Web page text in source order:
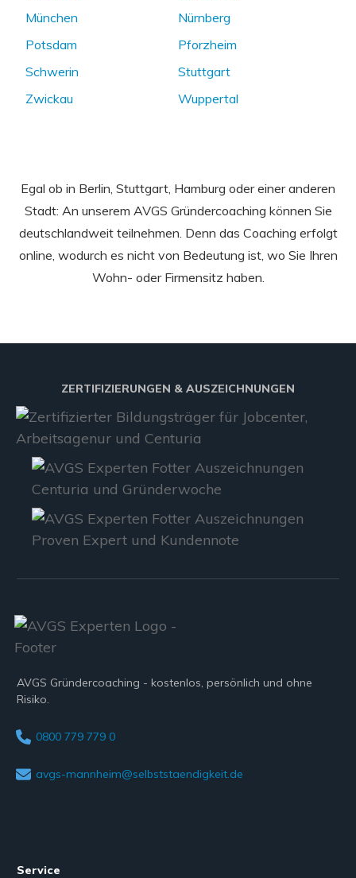
München
Nürnberg
Potsdam
Pforzheim
Schwerin
Stuttgart
Zwickau
Wuppertal
Egal ob in Berlin, Stuttgart, Hamburg oder einer anderen
Stadt: An unserem AVGS Gründercoaching können Sie
deutschlandweit teilnehmen. Denn das Coaching erfolgt
online, wodurch es nicht von Bedeutung ist, wo Sie Ihren
Wohn- oder Firmensitz haben.
ZERTIFIZIERUNGEN & AUSZEICHNUNGEN
AVGS Gründercoaching - kostenlos, persönlich und ohne
Risiko.
0800 779 779 0
avgs-mannheim@selbststaendigkeit.de
Service